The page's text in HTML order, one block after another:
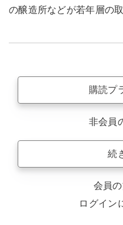
の醸造所などが若年層の
購読プ
非会員
続
会員
ログイン